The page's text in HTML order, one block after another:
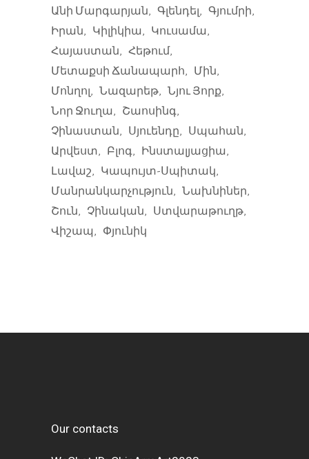
Անի Մարգարյան
Գլենդել
Գյումրի
Իրան
Կիլիկիա
Կուսամա
Հայաստան
Հեթում
Մետաքսի Ճանապարհ
Մին
Մոնղոլ
Նազարեթ
Նյու Յորք
Նոր Ջուղա
Շաոսինգ
Չինաստան
Սյուենդը
Սպահան
Արվեստ
Բլոգ
Ինստալյացիա
Լավաշ
Կապույտ-Սպիտակ
Մանրանկարչություն
Նախնիներ
Շուն
Չինական
Ստվարաթուղթ
Վիշապ
Փյունիկ
Our contacts